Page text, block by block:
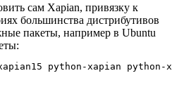
сам Xapian, привязку к
большинства дистрибутивов
пакеты, например в Ubuntu
python-xapian python-